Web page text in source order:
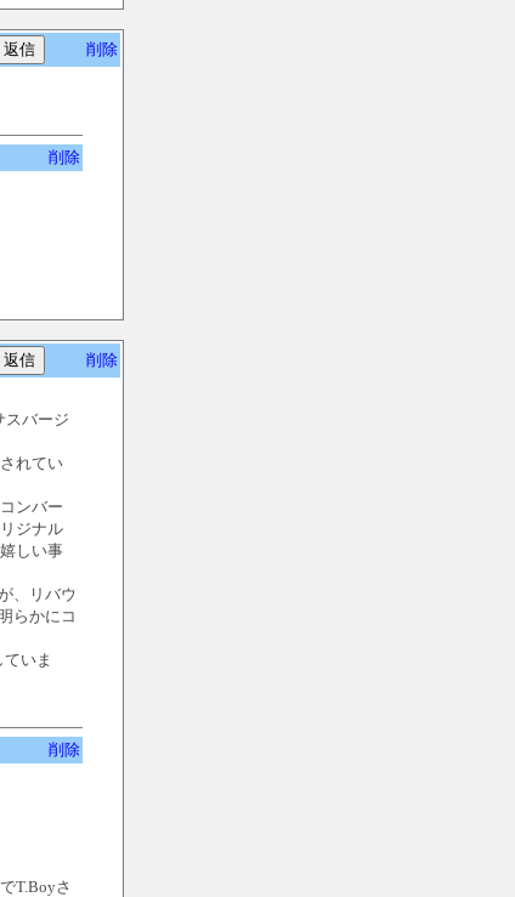
削除
削除
削除
スバージ
れてい
ンバー
ジナル
しい事
、リバウ
らかにコ
いま
削除
T.Boyさ